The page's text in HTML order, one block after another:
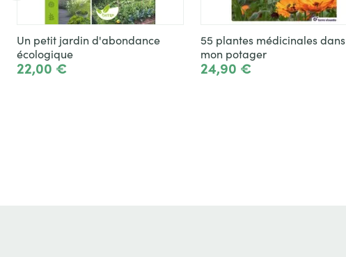
Un petit jardin d'abondance
écologique
22,00 €
55 plantes médicinales dans
mon potager
24,90 €